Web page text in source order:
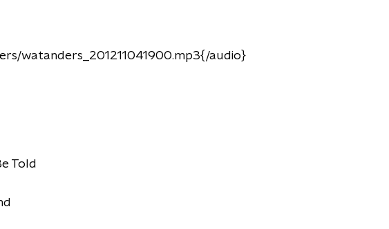
watanders_201211041900.mp3{/audio}
Told